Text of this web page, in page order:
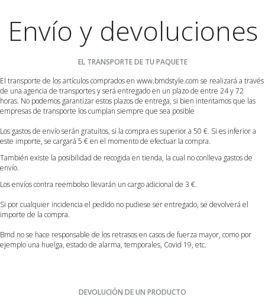
Envío y devoluciones
EL TRANSPORTE DE TU PAQUETE
El transporte de los artículos comprados en www.bmdstyle.com se realizará a través
de una agencia de transportes y será entregado en un plazo de entre 24 y 72
horas. No podemos garantizar estos plazos de entrega, si bien intentamos que las
empresas de transporte los cumplan siempre que sea posible
Los gastos de envío serán gratuitos, si la compra es superior a 50 €. Si es inferior a
este importe, se cargará 5 € en el momento de efectuar la compra.
También existe la posibilidad de recogida en tienda, la cual no conlleva gastos de
envío.
Los envíos contra reembolso llevarán un cargo adicional de 3 €.
Si por cualquier incidencia el pedido no pudiese ser entregado, se devolverá el
importe de la compra.
Bmd no se hace responsable de los retrasos en casos de fuerza mayor, como por
ejemplo una huelga, estado de alarma, temporales, Covid 19, etc.
DEVOLUCIÓN DE UN PRODUCTO